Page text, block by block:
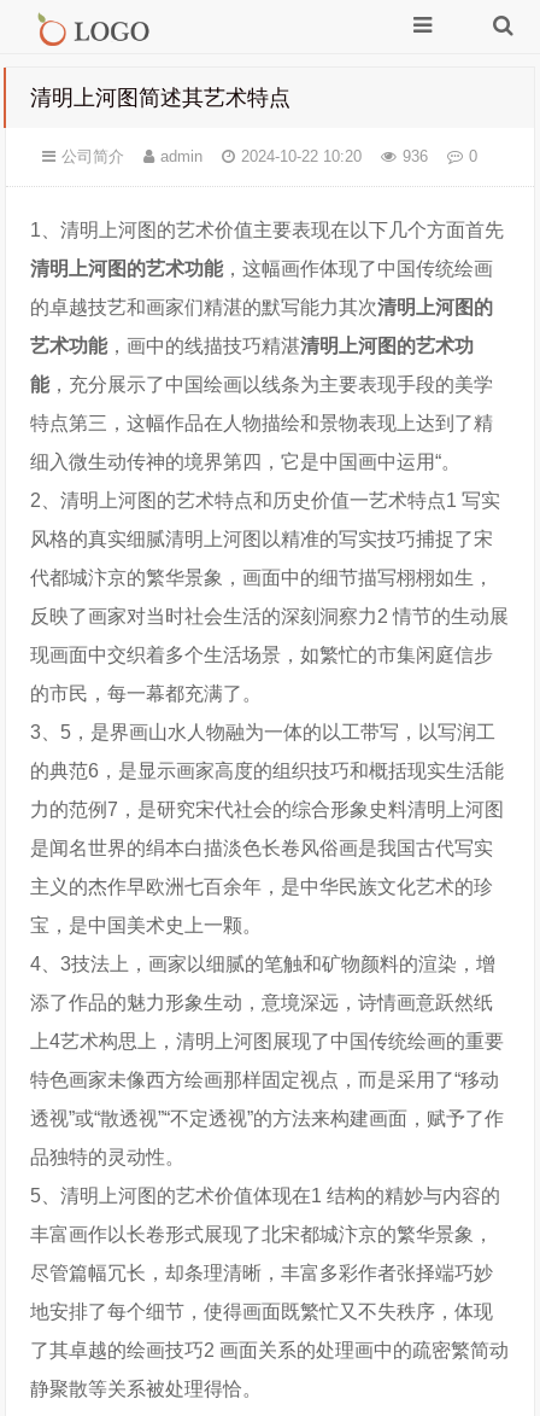
清明上河图简述其艺术特点
公司简介 admin 2024-10-22 10:20 936 0
1、清明上河图的艺术价值主要表现在以下几个方面首先
清明上河图的艺术功能，这幅画作体现了中国传统绘画
的卓越技艺和画家们精湛的默写能力其次清明上河图的
艺术功能，画中的线描技巧精湛清明上河图的艺术功
能，充分展示了中国绘画以线条为主要表现手段的美学
特点第三，这幅作品在人物描绘和景物表现上达到了精
细入微生动传神的境界第四，它是中国画中运用“。
2、清明上河图的艺术特点和历史价值一艺术特点1 写实
风格的真实细腻清明上河图以精准的写实技巧捕捉了宋
代都城汴京的繁华景象，画面中的细节描写栩栩如生，
反映了画家对当时社会生活的深刻洞察力2 情节的生动展
现画面中交织着多个生活场景，如繁忙的市集闲庭信步
的市民，每一幕都充满了。
3、5，是界画山水人物融为一体的以工带写，以写润工
的典范6，是显示画家高度的组织技巧和概括现实生活能
力的范例7，是研究宋代社会的综合形象史料清明上河图
是闻名世界的绢本白描淡色长卷风俗画是我国古代写实
主义的杰作早欧洲七百余年，是中华民族文化艺术的珍
宝，是中国美术史上一颗。
4、3技法上，画家以细腻的笔触和矿物颜料的渲染，增
添了作品的魅力形象生动，意境深远，诗情画意跃然纸
上4艺术构思上，清明上河图展现了中国传统绘画的重要
特色画家未像西方绘画那样固定视点，而是采用了“移动
透视”或“散透视”“不定透视”的方法来构建画面，赋予了作
品独特的灵动性。
5、清明上河图的艺术价值体现在1 结构的精妙与内容的
丰富画作以长卷形式展现了北宋都城汴京的繁华景象，
尽管篇幅冗长，却条理清晰，丰富多彩作者张择端巧妙
地安排了每个细节，使得画面既繁忙又不失秩序，体现
了其卓越的绘画技巧2 画面关系的处理画中的疏密繁简动
静聚散等关系被处理得恰。